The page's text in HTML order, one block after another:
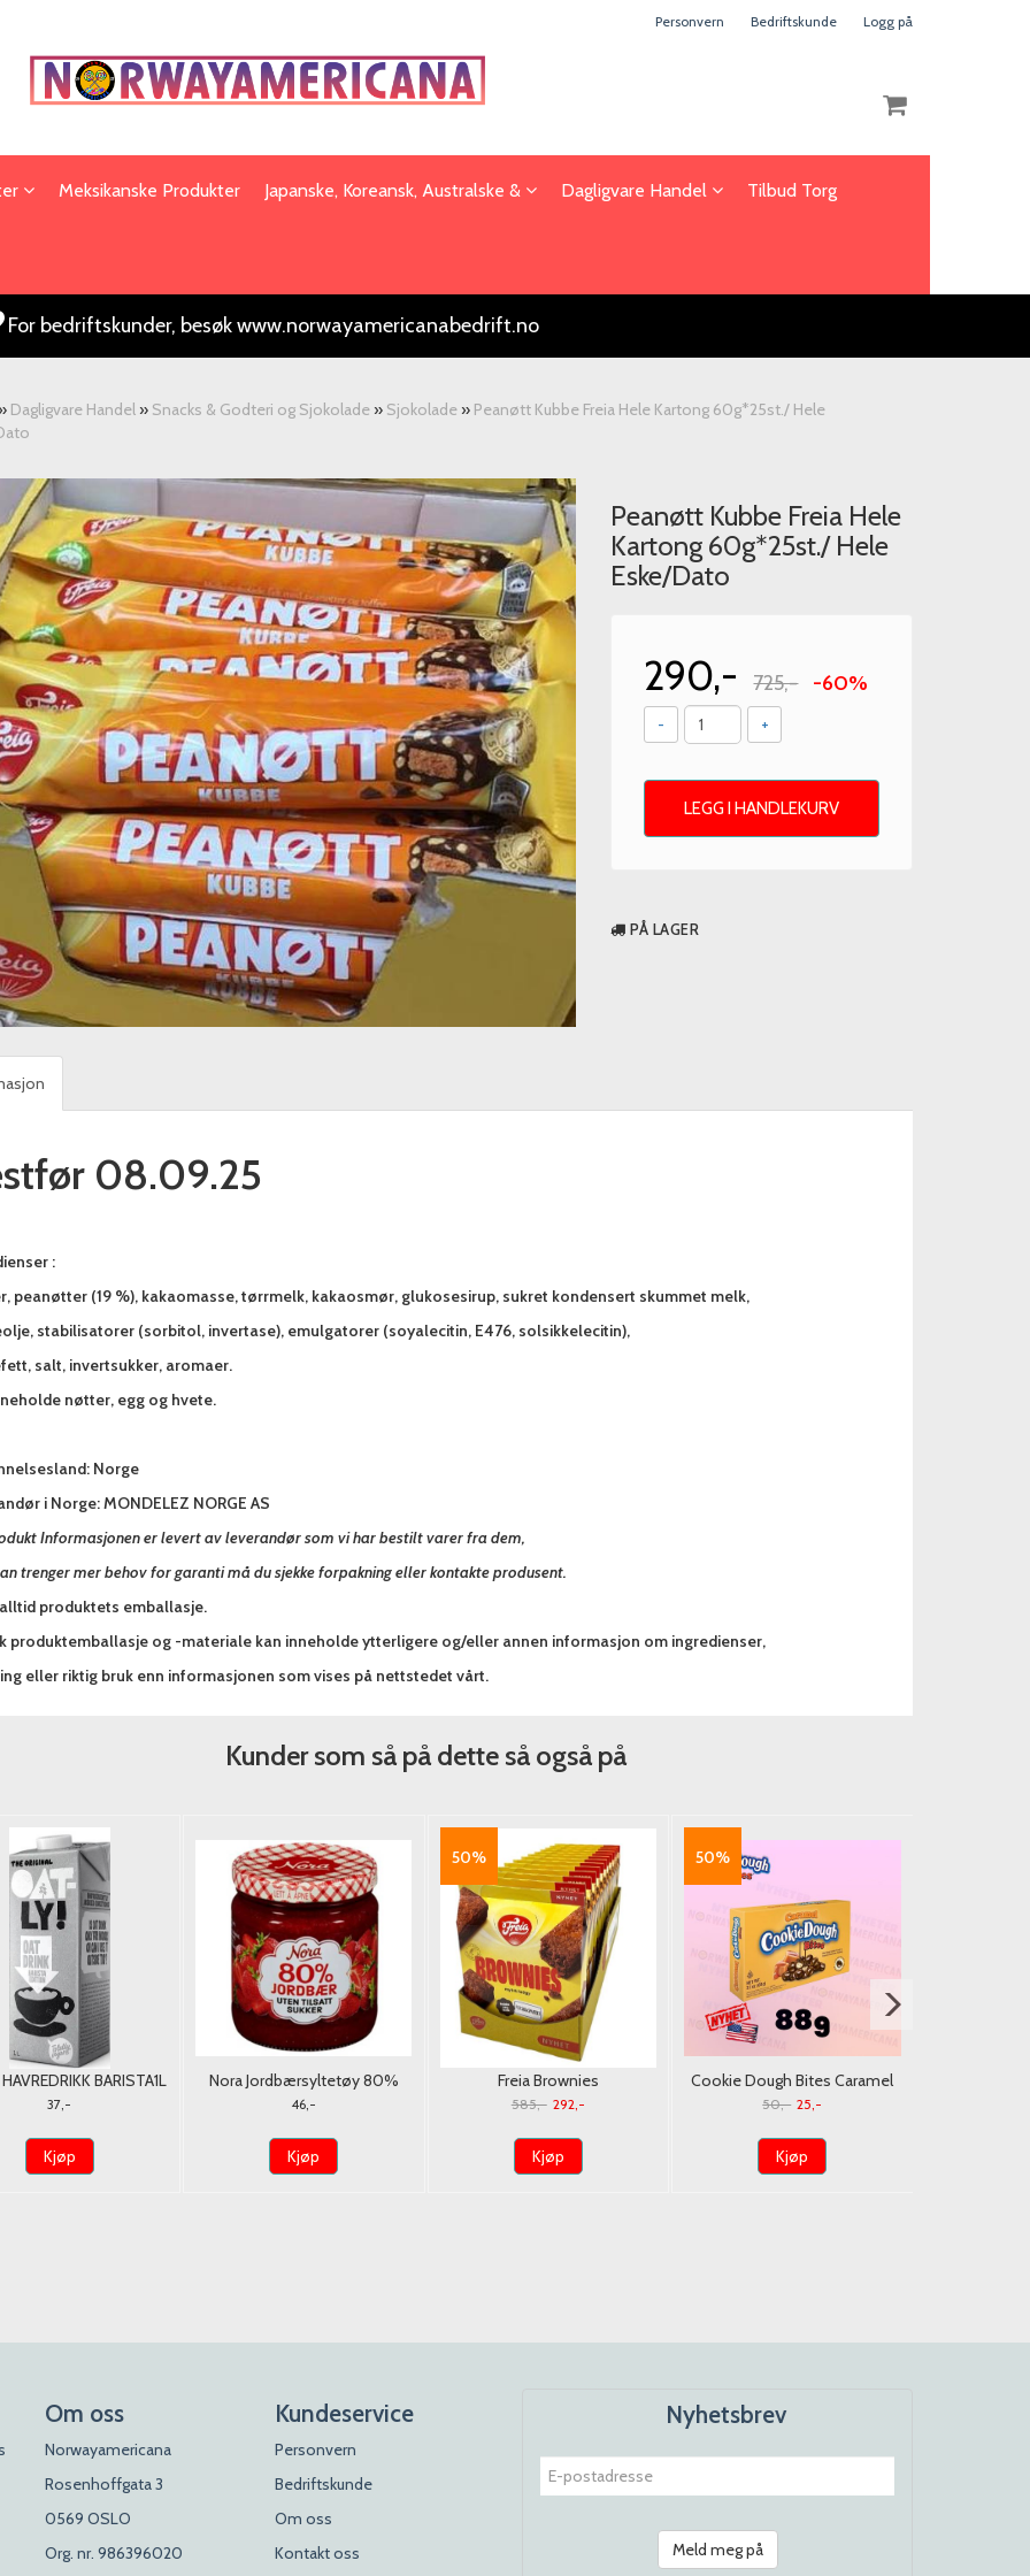
Personvern Bedriftskunde Logg på
Meksikanske Produkter Japanske, Koreansk, Australske & Dagligvare Handel Tilbud Torg
For bedriftskunder, besøk www.norwayamericanabedrift.no
» Dagligvare Handel» Snacks & Godteri og Sjokolade» Sjokolade» Peanøtt Kubbe Freia Hele Kartong 60g*25st./ Hele
Peanøtt Kubbe Freia Hele
Kartong 60g*25st./ Hele
Eske/Dato
290,- 725,- -60%
- +
LEGG I HANDLEKURV
PÅ LAGER
08.09.25
:
peanøtter (19 %), kakaomasse, tørrmelk, kakaosmør, glukosesirup, sukret kondensert skummet melk,
stabilisatorer (sorbitol, invertase), emulgatorer (soyalecitin, E476, solsikkelecitin),
salt, invertsukker, aromaer.
nøtter, egg og hvete.
Norge
i Norge: MONDELEZ NORGE AS
Informasjonen er levert av leverandør som vi har bestilt varer fra dem,
trenger mer behov for garanti må du sjekke forpakning eller kontakte produsent.
produktets emballasje.
produktemballasje og -materiale kan inneholde ytterligere og/eller annen informasjon om ingredienser,
eller riktig bruk enn informasjonen som vises på nettstedet vårt.
Kunder som så på dette så også på
BARISTA1L
37,-
Kjøp
Nora Jordbærsyltetøy 80%
u/Tilsatt Sukker 275g.
46,-
Kjøp
50%
Freia Brownies
150g*13st./Eske/ Dato
585,- 292,-
Kjøp
50%
Cookie Dough Bites Caramel
3.1oz (88g). USA/Dato
50,- 25,-
Kjøp
Om oss
Norwayamericana
Rosenhoffgata 3
0569 OSLO
Org. nr. 986396020
Kundeservice
Personvern
Bedriftskunde
Om oss
Kontakt oss
Nyhetsbrev
Meld meg på